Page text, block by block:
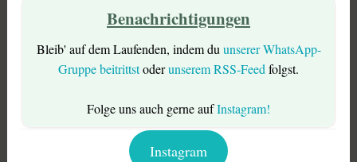
Benachrichtigungen
Bleib' auf dem Laufenden, indem du unserer WhatsApp-
Gruppe beitrittstoderunserem RSS-Feed folgst.
Folge uns auch gerne aufInstagram!
Instagram